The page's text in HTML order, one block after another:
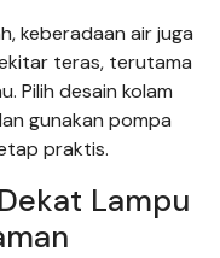
keberadaan air juga
teras, terutama
Pilih desain kolam
gunakan pompa
praktis.
Lampu